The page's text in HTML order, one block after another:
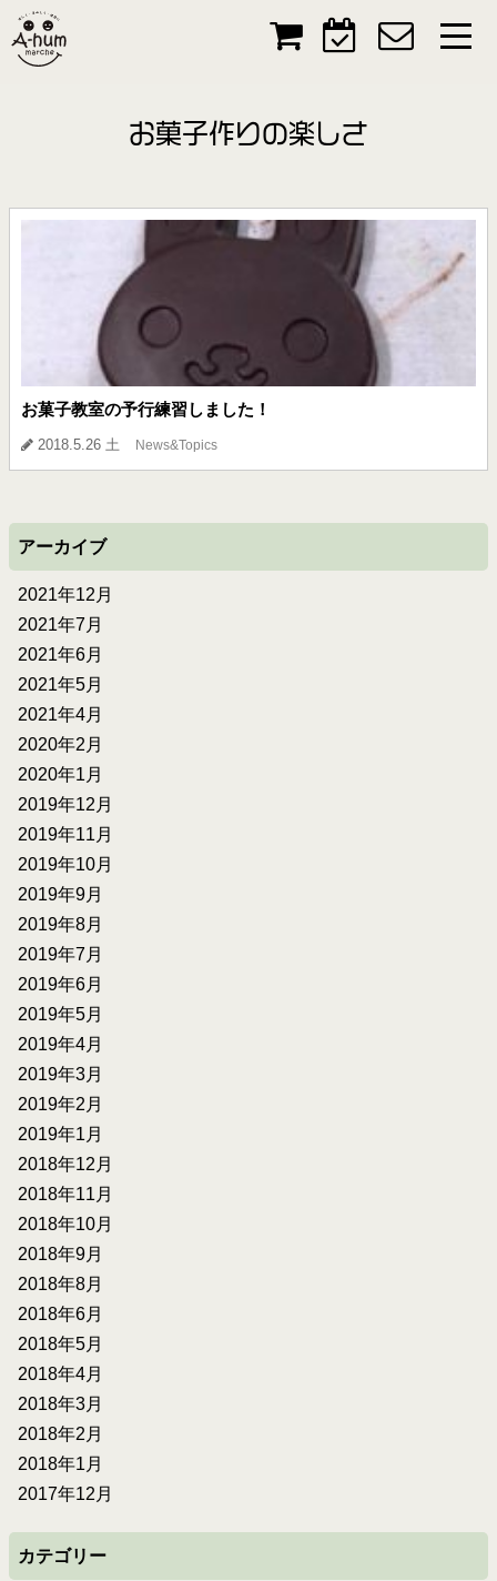
お菓子作りの楽しさ
お菓子教室の予行練習しました！
2018.5.26 土 News&Topics
アーカイブ
2021年12月
2021年7月
2021年6月
2021年5月
2021年4月
2020年2月
2020年1月
2019年12月
2019年11月
2019年10月
2019年9月
2019年8月
2019年7月
2019年6月
2019年5月
2019年4月
2019年3月
2019年2月
2019年1月
2018年12月
2018年11月
2018年10月
2018年9月
2018年8月
2018年6月
2018年5月
2018年4月
2018年3月
2018年2月
2018年1月
2017年12月
カテゴリー